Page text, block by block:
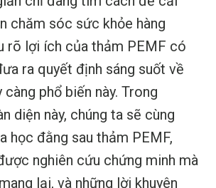
chăm sóc sức khỏe hàng
rõ lợi ích của thảm PEMF có
ra quyết định sáng suốt về
càng phổ biến này. Trong
diện này, chúng ta sẽ cùng
học đằng sau thảm PEMF,
nghiên cứu chứng minh mà
lại, và những lời khuyên